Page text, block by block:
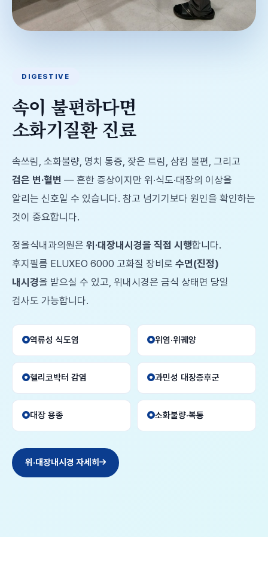
DIGESTIVE
속이 불편하다면
소화기질환 진료
속쓰림, 소화불량, 명치 통증, 잦은 트림, 삼킴 불편, 그리고
검은 변·혈변 — 흔한 증상이지만 위·식도·대장의 이상을
알리는 신호일 수 있습니다. 참고 넘기기보다 원인을 확인하는
것이 중요합니다.
정을식내과의원은 위·대장내시경을 직접 시행합니다.
후지필름 ELUXEO 6000 고화질 장비로 수면(진정)
내시경을 받으실 수 있고, 위내시경은 금식 상태면 당일
검사도 가능합니다.
역류성 식도염 위염·위궤양
헬리코박터 감염 과민성 대장증후군
대장 용종 소화불량·복통
위·대장내시경 자세히